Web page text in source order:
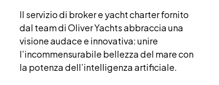
II servizio di broker e yacht charter fornito
dal team di Oliver Yachts abbraccia una
visione audace e innovativa: unire
l’incommensurabile bellezza del mare con
la potenza dell’intelligenza artificiale.